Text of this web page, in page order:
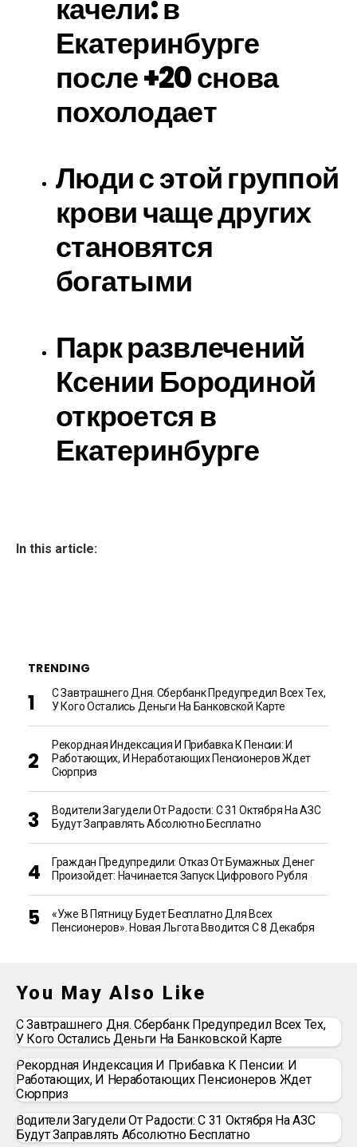
качели: в
Екатеринбурге
после +20 снова
похолодает
Люди с этой группой
крови чаще других
становятся
богатыми
Парк развлечений
Ксении Бородиной
откроется в
Екатеринбурге
In this article:
TRENDING
С Завтрашнего Дня. Сбербанк Предупредил Всех Тех,
У Кого Остались Деньги На Банковской Карте
Рекордная Индексация И Прибавка К Пенсии: И
Работающих, И Неработающих Пенсионеров Ждет
Сюрприз
Водители Загудели От Радости: С 31 Октября На АЗС
Будут Заправлять Абсолютно Бесплатно
Граждан Предупредили: Отказ От Бумажных Денег
Произойдет: Начинается Запуск Цифрового Рубля
«Уже В Пятницу Будет Бесплатно Для Всех
Пенсионеров». Новая Льгота Вводится С 8 Декабря
You May Also Like
С Завтрашнего Дня. Сбербанк Предупредил Всех Тех,
У Кого Остались Деньги На Банковской Карте
Рекордная Индексация И Прибавка К Пенсии: И
Работающих, И Неработающих Пенсионеров Ждет
Сюрприз
Водители Загудели От Радости: С 31 Октября На АЗС
Будут Заправлять Абсолютно Бесплатно